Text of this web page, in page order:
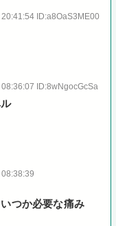
ID:a8OaS3ME00
ID:8wNgocGcSa
つか必要な痛み